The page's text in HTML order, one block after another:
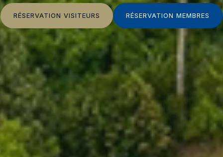
RÉSERVATION VISITEURS RÉSERVATION MEMBRES